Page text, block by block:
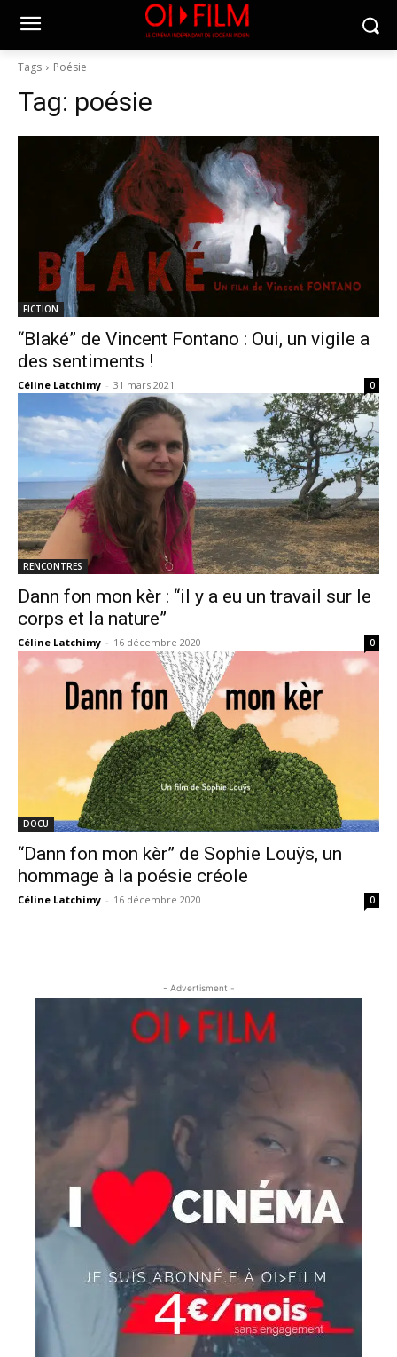
Tags Poésie
Tag: poésie
FICTION
“Blaké” de Vincent Fontano : Oui, un vigile a
des sentiments !
Céline Latchimy - 31 mars 2021 0
RENCONTRES
Dann fon mon kèr : “il y a eu un travail sur le
corps et la nature”
Céline Latchimy - 16 décembre 2020 0
DOCU
“Dann fon mon kèr” de Sophie Louÿs, un
hommage à la poésie créole
Céline Latchimy - 16 décembre 2020 0
- Advertisment -